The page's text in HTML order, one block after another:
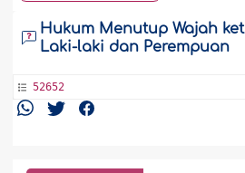
Hukum Menutup Wajah
Laki-laki dan Perempuan
52652